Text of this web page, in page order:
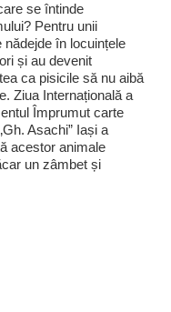
se întinde
Pentru unii
în locuințele
și au devenit
ca pisicile să nu aibă
Ziua Internațională a
Împrumut carte
Asachi” Iași a
acestor animale
un zâmbet și